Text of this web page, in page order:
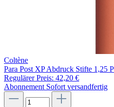
Coltène
Para Post XP Abdruck Stifte 1,25
Regulärer Preis: 42,20 €
Abonnement Sofort versandfertig